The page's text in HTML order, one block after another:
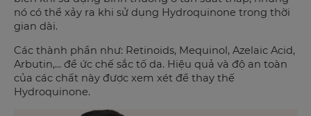
nó có thể xảy ra khi sử dụng Hydroquinone trong thời
gian dài.
Các thành phần như: Retinoids, Mequinol, Azelaic Acid,
Arbutin,... để ức chế sắc tố da. Hiệu quả và độ an toàn
của các chất này được xem xét để thay thế
Hydroquinone.